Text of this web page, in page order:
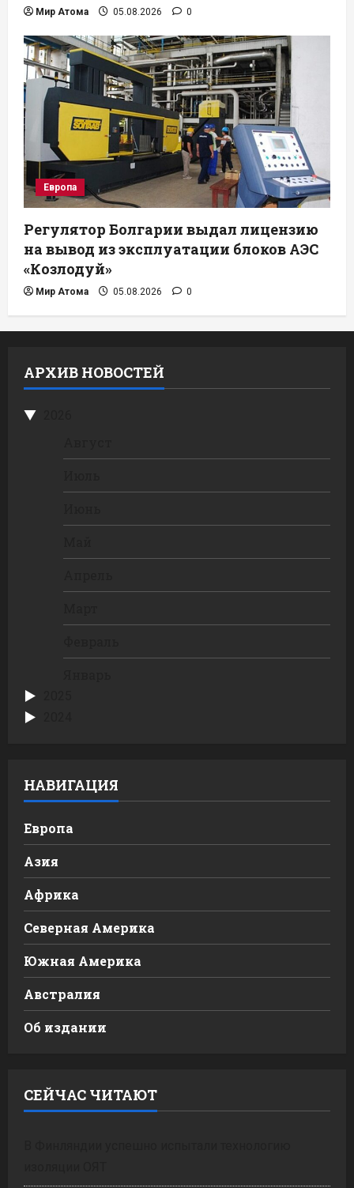
Мир Атома 05.08.2026 0
Европа
Регулятор Болгарии выдал лицензию
на вывод из эксплуатации блоков АЭС
«Козлодуй»
Мир Атома 05.08.2026 0
АРХИВ НОВОСТЕЙ
НАВИГАЦИЯ
Европа
Азия
Африка
Северная Америка
Южная Америка
Австралия
Об издании
СЕЙЧАС ЧИТАЮТ